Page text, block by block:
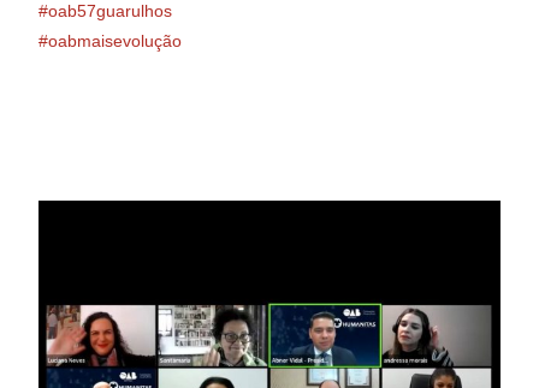
#oab57guarulhos
#oabmaisevolução